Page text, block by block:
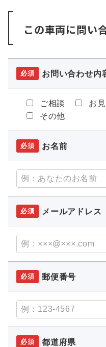
この車両に問い
必須 お問い合わせ内
ご相談 お
その他
必須 お名前
必須 メールアドレス
必須 郵便番号
必須 都道府県